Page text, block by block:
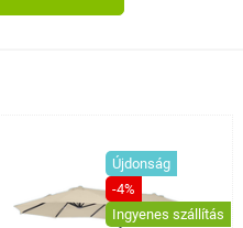
Újdonság
-4%
Ingyenes szállítás